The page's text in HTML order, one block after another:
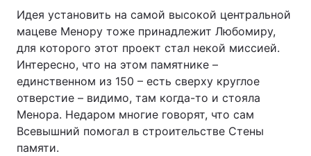
Идея установить на самой высокой центральной
мацеве Менору тоже принадлежит Любомиру,
для которого этот проект стал некой миссией.
Интересно, что на этом памятнике –
единственном из 150 – есть сверху круглое
отверстие – видимо, там когда-то и стояла
Менора. Недаром многие говорят, что сам
Всевышний помогал в строительстве Стены
памяти.